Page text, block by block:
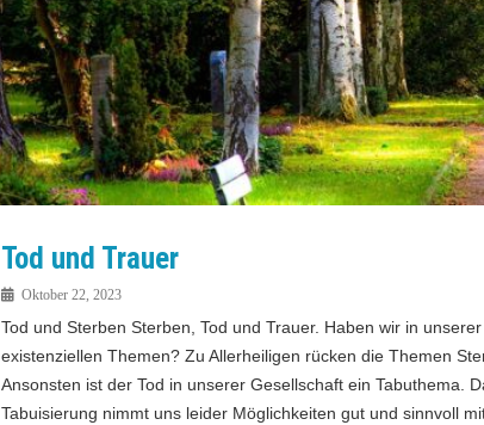
Tod und Trauer
Oktober 22, 2023
Tod und Sterben Sterben, Tod und Trauer. Haben wir in
existenziellen Themen? Zu Allerheiligen rücken die Themen
Ansonsten ist der Tod in unserer Gesellschaft ein Tabuthema.
Tabuisierung nimmt uns leider Möglichkeiten gut und sinnvoll